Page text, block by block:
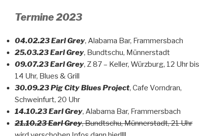
Termine 2023
04.02.23 Earl Grey, Alabama Bar, Frammersbach
25.03.23 Earl Grey, Bundtschu, Münnerstadt
09.07.23 Earl Grey, Z 87 – Keller, Würzburg, 12 Uhr bis
14 Uhr, Blues & Grill
30.09.23 Pig City Blues Project, Cafe Vorndran,
Schweinfurt, 20 Uhr
14.10.23 Earl Grey, Alabama Bar, Frammersbach
21.10.23Earl Grey, Bundtschu, Münnerstadt, 21 Uhr